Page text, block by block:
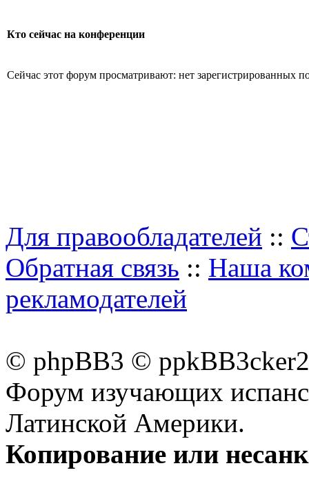
Кто сейчас на конференции
Сейчас этот форум просматривают: нет зарегистрированных
Для правообладателей ::
Обратная связь :: Наша
рекламодателей
© phpBB3 ©
Форум изучающих
Латинской Америки.
Копирование или